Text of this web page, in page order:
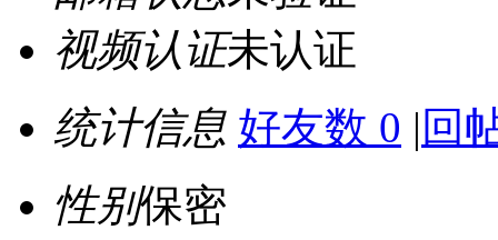
视频认证未认证
统计信息 好友数 0 | 回
性别保密